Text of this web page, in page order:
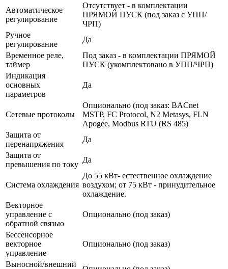
Автоматическое
регулирование
Отсутствует - в комплектации
ПРЯМОЙ ПУСК (под заказ с УПП/
ЧРП)
Ручное
регулирование
Да
Временное реле,
таймер
Под заказ - в комплектации ПРЯМОЙ
ПУСК (укомплектовано в УПП/ЧРП)
Индикация
основных
параметров
Да
Сетевые протоколы
Опционально (под заказ: BACnet
MSTP, FC Protocol, N2 Metasys, FLN
Apogee, Modbus RTU (RS 485)
Защита от
перенапряжения
Да
Защита от
превышения по току
Да
Система охлаждения
До 55 кВт- естественное охлаждение
воздухом; от 75 кВт - принудительное
охлаждение.
Векторное
управление с
обратной связью
Опционально (под заказ)
Бессенсорное
векторное
управление
Опционально (под заказ)
Выносной/внешний